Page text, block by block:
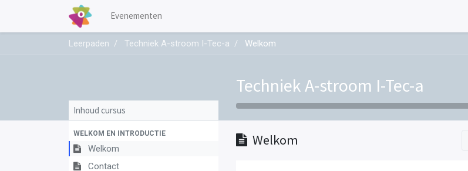
Evenementen
Leerpaden Techniek A-stroom I-Tec-a Welkom
Techniek A-stroom I-Tec-a
Inhoud cursus
WELKOM EN INTRODUCTIE
Welkom
Contact
Welkom